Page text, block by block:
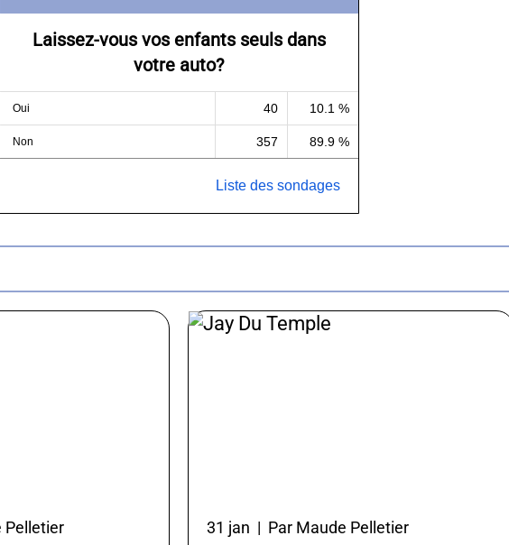
Laissez-vous vos enfants seuls dans
votre auto?
Oui 40 10.1 %
Non 357 89.9 %
Liste des sondages
Pelletier 31 jan | Par Maude Pelletier